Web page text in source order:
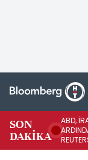
SON
DAKİKA
ABD,